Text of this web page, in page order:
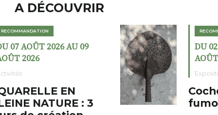
A DÉCOUVRIR
RECOMMANDATION
DU 02 AOÛT 2026 AU 23
AOÛT 2026
Expositions
Cochon charbon au
fumoir